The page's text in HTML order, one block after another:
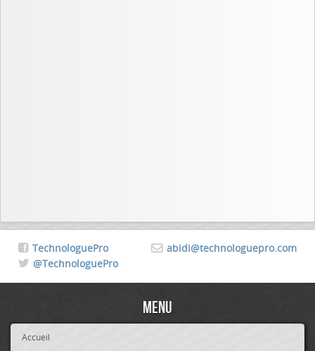
abidi@technologuepro.com
TechnologuePro
@TechnologuePro
Menu
Accueil